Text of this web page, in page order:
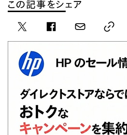
この記事をシェア